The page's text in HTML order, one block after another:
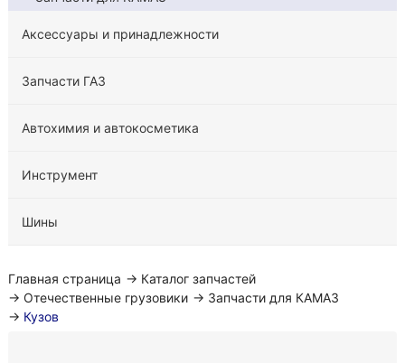
Аксессуары и принадлежности
Запчасти ГАЗ
Автохимия и автокосметика
Инструмент
Шины
Главная страница → Каталог запчастей
→ Отечественные грузовики → Запчасти для КАМАЗ
→ Кузов